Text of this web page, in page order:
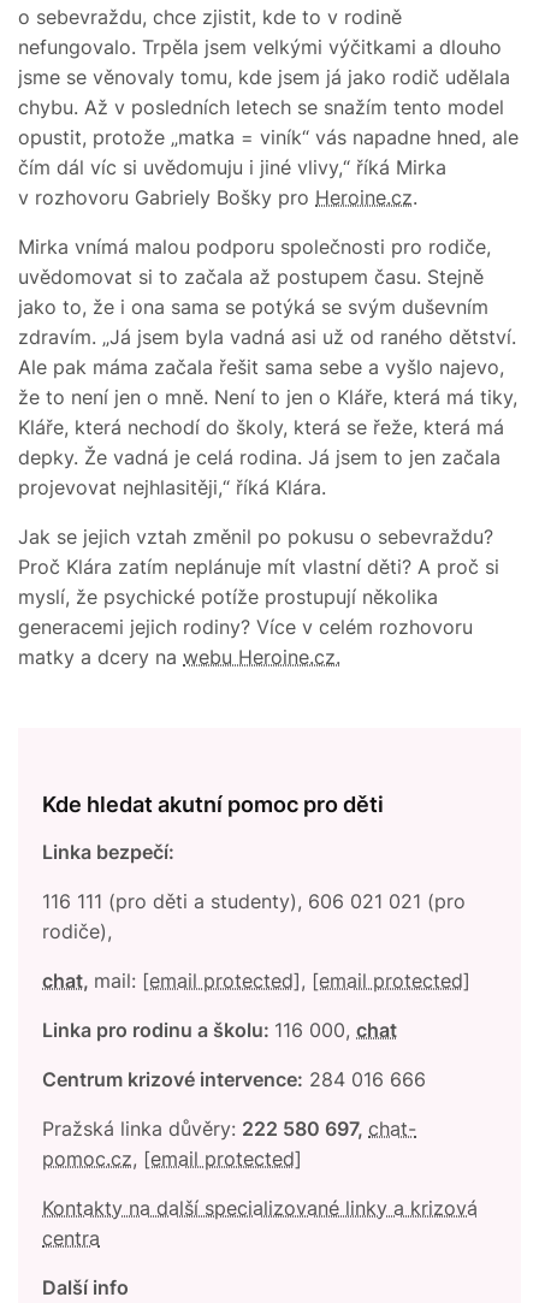
o sebevraždu, chce zjistit, kde to v rodině
nefungovalo. Trpěla jsem velkými výčitkami a dlouho
jsme se věnovaly tomu, kde jsem já jako rodič udělala
chybu. Až v posledních letech se snažím tento model
opustit, protože „matka = viník“ vás napadne hned, ale
čím dál víc si uvědomuju i jiné vlivy,“ říká Mirka
v rozhovoru Gabriely Bošky pro Heroine.cz.
Mirka vnímá malou podporu společnosti pro rodiče,
uvědomovat si to začala až postupem času. Stejně
jako to, že i ona sama se potýká se svým duševním
zdravím. „Já jsem byla vadná asi už od raného dětství.
Ale pak máma začala řešit sama sebe a vyšlo najevo,
že to není jen o mně. Není to jen o Kláře, která má tiky,
Kláře, která nechodí do školy, která se řeže, která má
depky. Že vadná je celá rodina. Já jsem to jen začala
projevovat nejhlasitěji,“ říká Klára.
Jak se jejich vztah změnil po pokusu o sebevraždu?
Proč Klára zatím neplánuje mít vlastní děti? A proč si
myslí, že psychické potíže prostupují několika
generacemi jejich rodiny? Více v celém rozhovoru
matky a dcery na webu Heroine.cz.
Kde hledat akutní pomoc pro děti
Linka bezpečí:
116 111 (pro děti a studenty), 606 021 021 (pro
rodiče),
chat, mail: [email protected], [email protected]
Linka pro rodinu a školu: 116 000, chat
Centrum krizové intervence: 284 016 666
Pražská linka důvěry: 222 580 697, chat-
pomoc.cz, [email protected]
Kontakty na další specializované linky a krizová
centra
Další info